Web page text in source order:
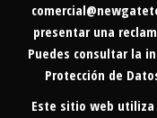
presentar una
Puedes consultar la
Protección de
Este sitio web utiliza